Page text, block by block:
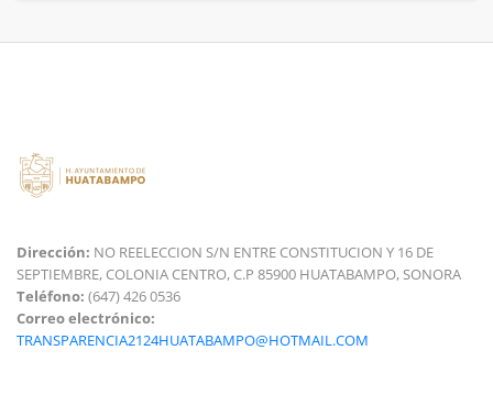
Dirección: NO REELECCION S/N ENTRE CONSTITUCION Y 16 DE
SEPTIEMBRE, COLONIA CENTRO, C.P 85900 HUATABAMPO, SONORA
Teléfono: (647) 426 0536
Correo electrónico:
TRANSPARENCIA2124HUATABAMPO@HOTMAIL.COM